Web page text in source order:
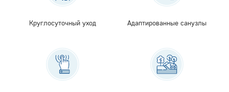
Круглосуточный уход Адаптированные санузлы